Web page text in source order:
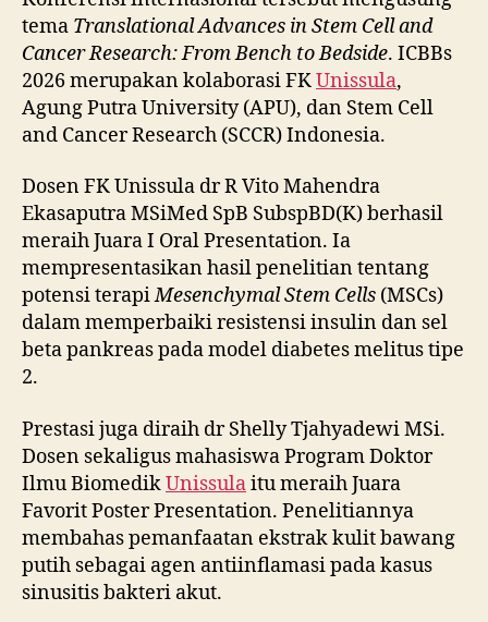
tema Translational Advances in Stem Cell and
Cancer Research: From Bench to Bedside. ICBBs
2026 merupakan kolaborasi FKUnissula,
Agung Putra University (APU), dan Stem Cell
and Cancer Research (SCCR) Indonesia.
Dosen FK Unissula dr R Vito Mahendra
Ekasaputra MSiMed SpB SubspBD(K) berhasil
meraih Juara I Oral Presentation. Ia
mempresentasikan hasil penelitian tentang
potensi terapiMesenchymal Stem Cells (MSCs)
dalam memperbaiki resistensi insulin dan sel
beta pankreas pada model diabetes melitus tipe
2.
Prestasi juga diraih dr Shelly Tjahyadewi MSi.
Dosen sekaligus mahasiswa Program Doktor
Ilmu BiomedikUnissulaitu meraih Juara
Favorit Poster Presentation. Penelitiannya
membahas pemanfaatan ekstrak kulit bawang
putih sebagai agen antiinflamasi pada kasus
sinusitis bakteri akut.